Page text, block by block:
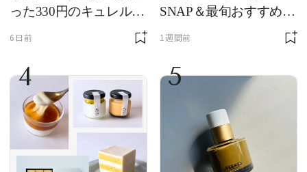
った330円のキュレル名
6日前
SNAP＆最旬おすすめサ
1週間前
4 5